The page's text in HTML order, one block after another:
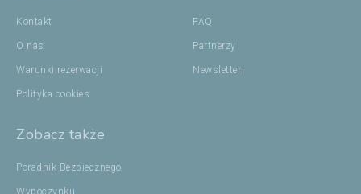
Kontakt
O nas
Warunki rezerwacji
Polityka cookies
FAQ
Partnerzy
Newsletter
Zobacz także
Poradnik Bezpiecznego
Wypoczynku